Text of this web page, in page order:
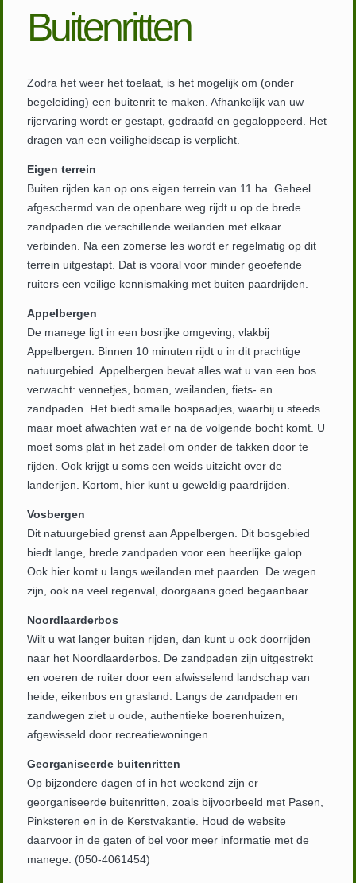
Buitenritten
Zodra het weer het toelaat, is het mogelijk om (onder
begeleiding) een buitenrit te maken. Afhankelijk van uw
rijervaring wordt er gestapt, gedraafd en gegaloppeerd. Het
dragen van een veiligheidscap is verplicht.
Eigen terrein
Buiten rijden kan op ons eigen terrein van 11 ha. Geheel
afgeschermd van de openbare weg rijdt u op de brede
zandpaden die verschillende weilanden met elkaar
verbinden. Na een zomerse les wordt er regelmatig op dit
terrein uitgestapt. Dat is vooral voor minder geoefende
ruiters een veilige kennismaking met buiten paardrijden.
Appelbergen
De manege ligt in een bosrijke omgeving, vlakbij
Appelbergen. Binnen 10 minuten rijdt u in dit prachtige
natuurgebied. Appelbergen bevat alles wat u van een bos
verwacht: vennetjes, bomen, weilanden, fiets- en
zandpaden. Het biedt smalle bospaadjes, waarbij u steeds
maar moet afwachten wat er na de volgende bocht komt. U
moet soms plat in het zadel om onder de takken door te
rijden. Ook krijgt u soms een weids uitzicht over de
landerijen. Kortom, hier kunt u geweldig paardrijden.
Vosbergen
Dit natuurgebied grenst aan Appelbergen. Dit bosgebied
biedt lange, brede zandpaden voor een heerlijke galop.
Ook hier komt u langs weilanden met paarden. De wegen
zijn, ook na veel regenval, doorgaans goed begaanbaar.
Noordlaarderbos
Wilt u wat langer buiten rijden, dan kunt u ook doorrijden
naar het Noordlaarderbos. De zandpaden zijn uitgestrekt
en voeren de ruiter door een afwisselend landschap van
heide, eikenbos en grasland. Langs de zandpaden en
zandwegen ziet u oude, authentieke boerenhuizen,
afgewisseld door recreatiewoningen.
Georganiseerde buitenritten
Op bijzondere dagen of in het weekend zijn er
georganiseerde buitenritten, zoals bijvoorbeeld met Pasen,
Pinksteren en in de Kerstvakantie. Houd de website
daarvoor in de gaten of bel voor meer informatie met de
manege. (050-4061454)